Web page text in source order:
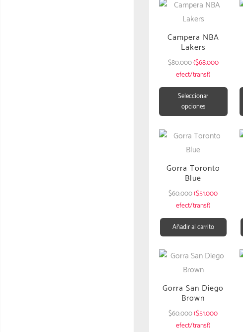
Campera NBA
Lakers
$80.000($68.000
efect/transf)
Seleccionar
opciones
Gorra Toronto
Blue
$60.000($51.000
efect/transf)
Añadir al carrito
Gorra San Diego
Brown
$60.000($51.000
efect/transf)